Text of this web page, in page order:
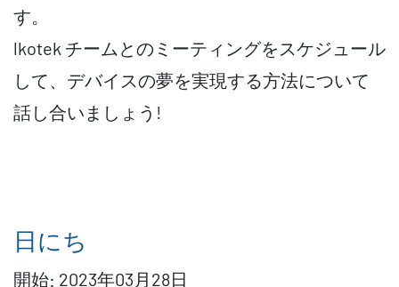
す。
lkotek チームとのミーティングをスケジュール
して、デバイスの夢を実現する方法について
話し合いましょう!
日にち
開始: 2023年03月28日